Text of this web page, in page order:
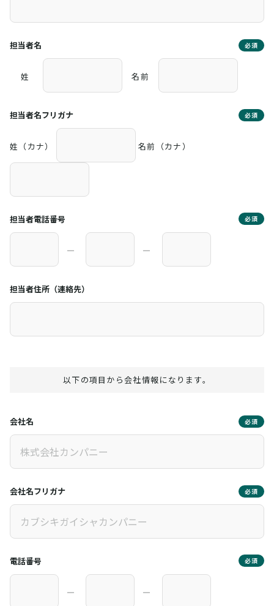
担当者名 必須
姓 名前
担当者名フリガナ 必須
姓（カナ） 名前（カナ）
担当者電話番号 必須
― ―
担当者住所（連絡先）
以下の項目から会社情報になります。
会社名 必須
会社名フリガナ 必須
電話番号 必須
― ―